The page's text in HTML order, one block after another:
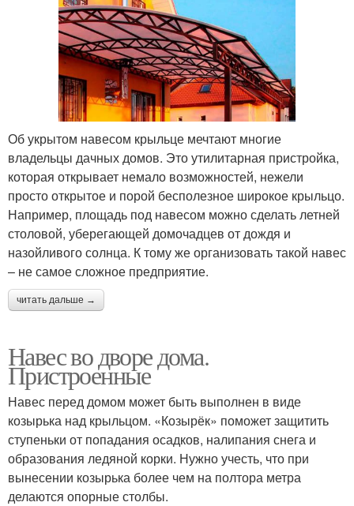
Об укрытом навесом крыльце мечтают многие
владельцы дачных домов. Это утилитарная пристройка,
которая открывает немало возможностей, нежели
просто открытое и порой бесполезное широкое крыльцо.
Например, площадь под навесом можно сделать летней
столовой, уберегающей домочадцев от дождя и
назойливого солнца. К тому же организовать такой навес
– не самое сложное предприятие.
читать дальше →
Навес во дворе дома.
Пристроенные
Навес перед домом может быть выполнен в виде
козырька над крыльцом. «Козырёк» поможет защитить
ступеньки от попадания осадков, налипания снега и
образования ледяной корки. Нужно учесть, что при
вынесении козырька более чем на полтора метра
делаются опорные столбы.